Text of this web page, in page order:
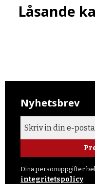
Låsande
Nyhetsbrev
Dina personuppgifter
integritetspolicy